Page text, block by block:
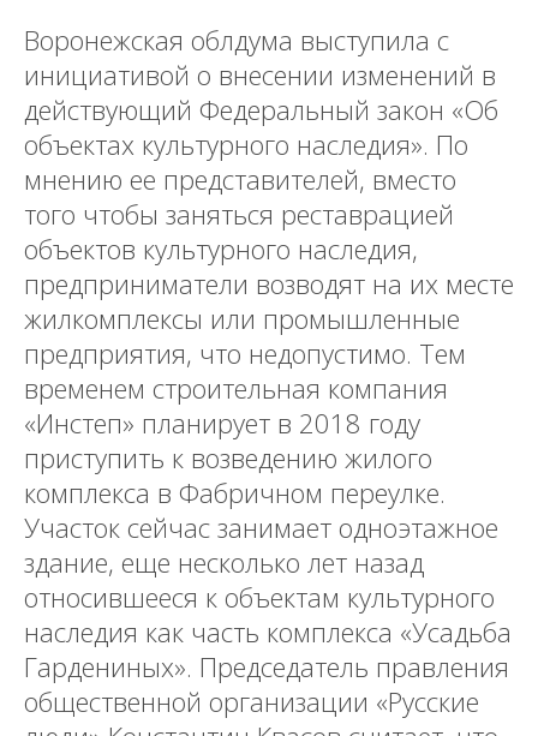
Воронежская облдума выступила с
инициативой о внесении изменений в
действующий Федеральный закон «Об
объектах культурного наследия». По
мнению ее представителей, вместо
того чтобы заняться реставрацией
объектов культурного наследия,
предприниматели возводят на их месте
жилкомплексы или промышленные
предприятия, что недопустимо. Тем
временем строительная компания
«Инстеп» планирует в 2018 году
приступить к возведению жилого
комплекса в Фабричном переулке.
Участок сейчас занимает одноэтажное
здание, еще несколько лет назад
относившееся к объектам культурного
наследия как часть комплекса «Усадьба
Гардениных». Председатель правления
общественной организации «Русские